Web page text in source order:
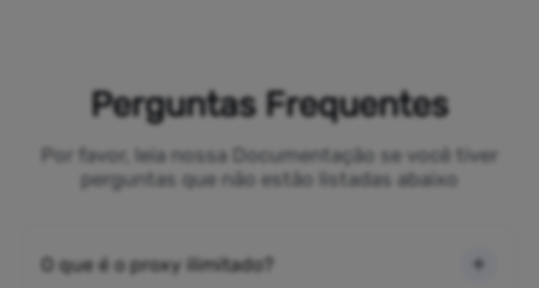
Perguntas Frequentes
Por favor, leia nossa Documentação se você tiver
perguntas que não estão listadas abaixo
O que é o proxy ilimitado?